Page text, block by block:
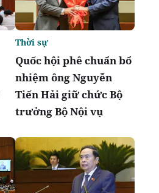
Quốc hội phê chuẩn bổ
nhiệm ông Nguyễn
Tiến Hải giữ chức Bộ
trưởng Bộ Nội vụ
Thời sự